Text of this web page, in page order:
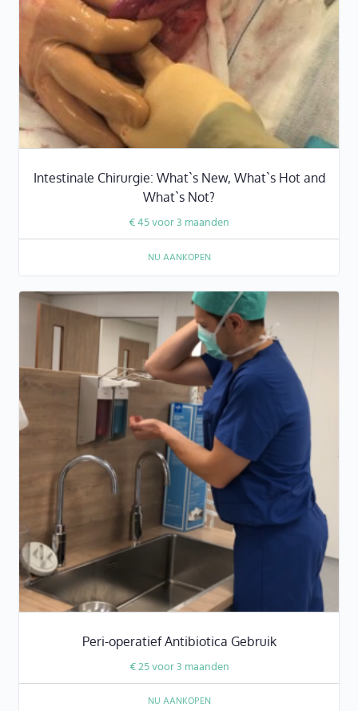
Intestinale Chirurgie: What`s New, What`s Hot and
What`s Not?
€45voor 3 maanden
NU AANKOPEN
Peri-operatief Antibiotica Gebruik
€25voor 3 maanden
NU AANKOPEN